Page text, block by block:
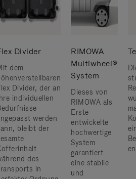
Divider
dem
Divider, der an
individuellen
werden
bleibt der
des
in
RIMOWA
Multiwheel®
System
Dieses von
RIMOWA als
Erste
entwickelte
hochwertige
System
garantiert
eine stabile
und